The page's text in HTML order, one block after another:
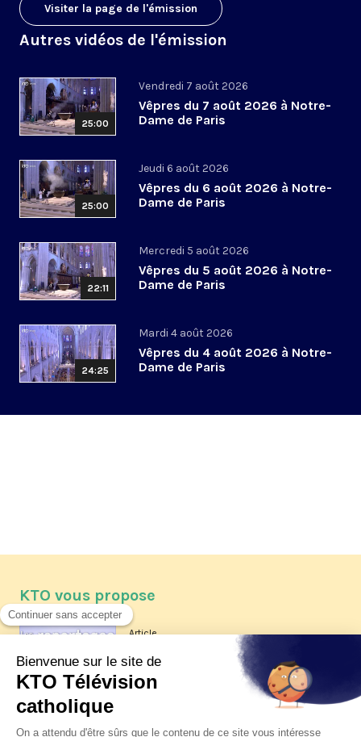
Visiter la page de l'émission
Autres vidéos de l'émission
25:00
Vendredi 7 août 2026
Vêpres du 7 août 2026 à Notre-
Dame de Paris
25:00
Jeudi 6 août 2026
Vêpres du 6 août 2026 à Notre-
Dame de Paris
22:11
Mercredi 5 août 2026
Vêpres du 5 août 2026 à Notre-
Dame de Paris
24:25
Mardi 4 août 2026
Vêpres du 4 août 2026 à Notre-
Dame de Paris
KTO vous propose
Article
Les reportages d'été 2026 de KTO
La visite pastorale du pape Léon